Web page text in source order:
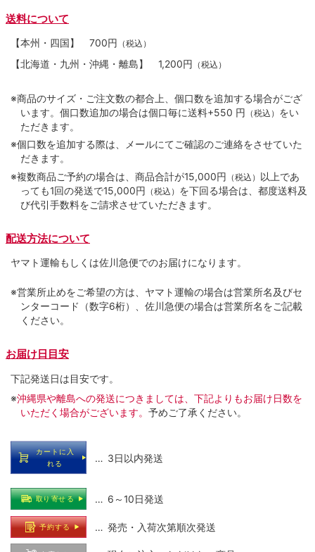
送料について
【本州・四国】 700円 （税込）
【北海道・九州・沖縄・離島】 1,200円 （税込）
※商品のサイズ・ご注文数の都合上、個口数を追加する場合がござ
います。個口数追加の場合は個口毎に送料+550 円 （税込） をい
ただきます。
※個口数を追加する際は、メールにてご確認のご連絡をさせていた
だきます。
※複数商品ご予約の場合は、商品合計が15,000円 （税込） 以上であ
っても1回の発送で15,000円 （税込） を下回る場合は、都度送料及
び代引手数料をご請求させていただきます。
配送方法について
ヤマト運輸もしくは佐川急便でのお届けになります。
※営業所止めをご希望の方は、ヤマト運輸の場合は営業所名及びセ
ンターコード（数字6桁）、佐川急便の場合は営業所名をご記載
ください。
お届け日目安
下記発送日は目安です。
※沖縄県や離島への発送につきましては、下記よりもお届け日数を
いただく場合がございます。 予めご了承ください。
カートに入
れる
… 3日以内発送
取り寄せる … 6～10日発送
予約する … 発売・入荷次第順次発送